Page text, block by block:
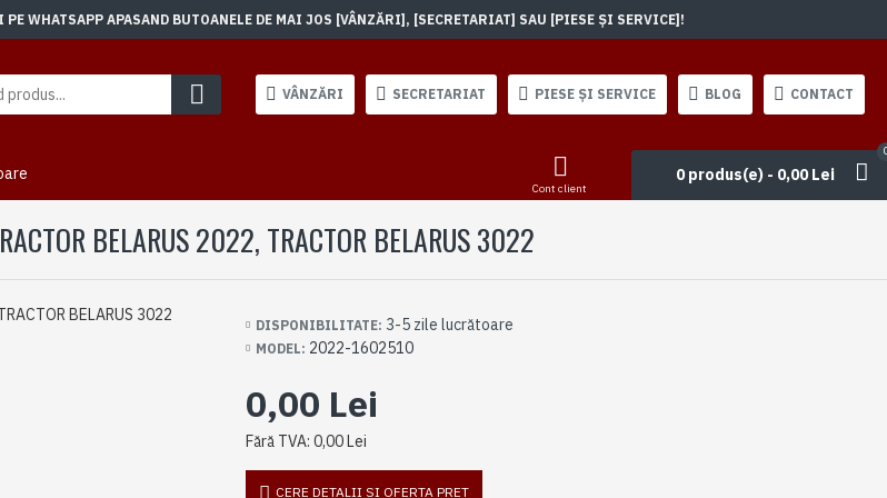
WHATSAPP APASAND BUTOANELE DE MAI JOS [VÂNZĂRI], [SECRETARIAT] SAU [PIESE ȘI SERVICE]!
VÂNZĂRI SECRETARIAT PIESE ȘI SERVICE BLOG CONTACT
Cont client
0 produs(e) - 0,00 Lei
BELARUS 2022, TRACTOR BELARUS 3022
DISPONIBILITATE: 3-5 zile lucrătoare
MODEL: 2022-1602510
0,00 Lei
Fără TVA: 0,00 Lei
CERE DETALII SI OFERTA PRET